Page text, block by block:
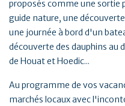
proposés comme une sortie
guide nature, une
une journée à bord d'un
découverte des dauphins au
de Houat et Hoedic...
Au programme de vos
marchés locaux avec